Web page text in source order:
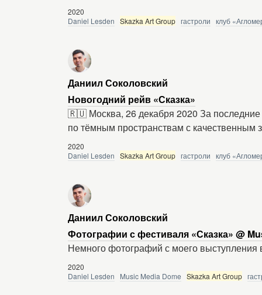
2020
Daniel Lesden Skazka Art Group гастроли клуб
Даниил Соколовский
Новогодний рейв «Сказка»
🇷🇺 Москва, 26 декабря 2020 За последние
по тёмным пространствам с качественным
2020
Daniel Lesden Skazka Art Group гастроли клуб
Даниил Соколовский
Фотографии с фестиваля «Сказка» @
Немного фотографий с моего выступления
2020
Daniel Lesden
Music Media Dome Skazka Art Group